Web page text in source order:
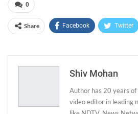
0
Share Facebook Twitter
Email
Shiv Mohan
Author has 20 years
video editor in leading